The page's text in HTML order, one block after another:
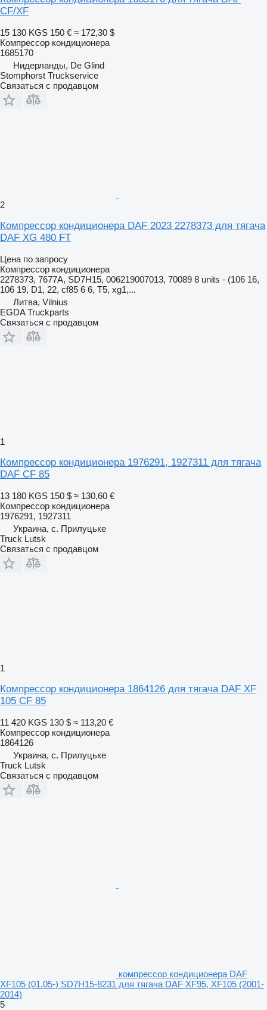
CF/XF
15 130 KGS 150 € ≈ 172,30 $
Компрессор кондиционера
1685170
Нидерланды, De Glind
Stomphorst Truckservice
Связаться с продавцом
2
Компрессор кондиционера DAF 2023 2278373 для тягача
DAF XG 480 FT
Цена по запросу
Компрессор кондиционера
2278373, 7677A, SD7H15, 006219007013, 70089 8 units - (106 16,
106 19, D1, 22, cf85 6 6, T5, xg1,...
Литва, Vilnius
EGDA Truckparts
Связаться с продавцом
1
Компрессор кондиционера 1976291, 1927311 для тягача
DAF CF 85
13 180 KGS 150 $ ≈ 130,60 €
Компрессор кондиционера
1976291, 1927311
Украина, с. Прилуцьке
Truck Lutsk
Связаться с продавцом
1
Компрессор кондиционера 1864126 для тягача DAF XF
105 CF 85
11 420 KGS 130 $ ≈ 113,20 €
Компрессор кондиционера
1864126
Украина, с. Прилуцьке
Truck Lutsk
Связаться с продавцом
компрессор кондиционера DAF
XF105 (01.05-) SD7H15-8231 для тягача DAF XF95, XF105 (2001-
2014)
5